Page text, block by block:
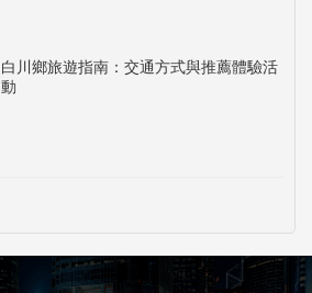
白川鄉旅遊指南：交通方式與推薦體驗活
動